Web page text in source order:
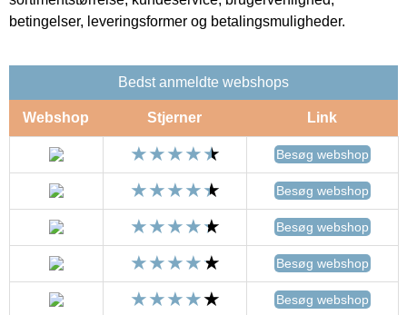
betingelser, leveringsformer og betalingsmuligheder.
Bedst anmeldte webshops
Webshop Stjerner Link
Besøg webshop
Besøg webshop
Besøg webshop
Besøg webshop
Besøg webshop